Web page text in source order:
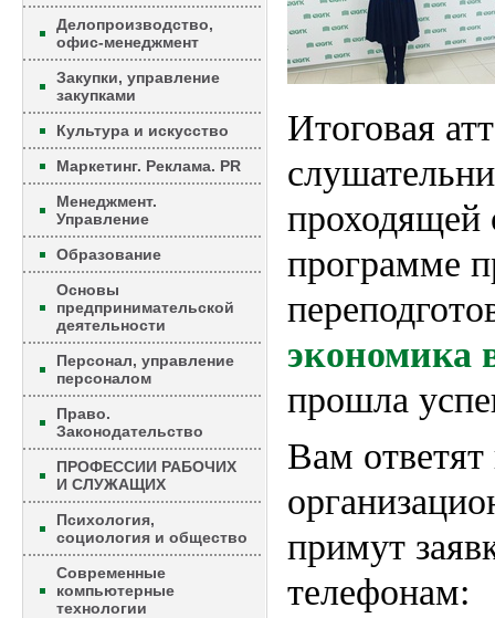
Делопроизводство,
офис-менеджмент
Закупки, управление
закупками
Культура и искусство
Маркетинг. Реклама. PR
Менеджмент.
Управление
Образование
Основы
предпринимательской
деятельности
Персонал, управление
персоналом
Право.
Законодательство
ПРОФЕССИИ РАБОЧИХ
И СЛУЖАЩИХ
Психология,
социология и общество
Современные
компьютерные
технологии
Итоговая
проходящей
программе
экономика
прошла
Вам ответят
примут
телефонам: